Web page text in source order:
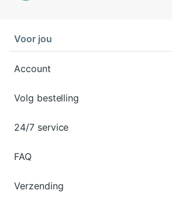
Voor jou
Account
Volg bestelling
24/7 service
FAQ
Verzending